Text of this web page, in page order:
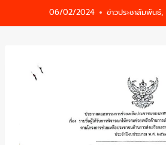
06/02/2024 ข่าวประชาสัมพันธ์,